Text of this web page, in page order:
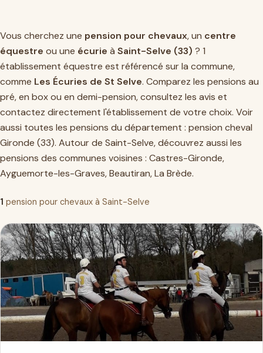
Vous cherchez une pension pour chevaux, un centre
équestre ou une écurie à Saint-Selve (33) ? 1
établissement équestre est référencé sur la commune,
comme Les Écuries de St Selve. Comparez les pensions au
pré, en box ou en demi-pension, consultez les avis et
contactez directement l'établissement de votre choix. Voir
aussi toutes les pensions du département : pension cheval
Gironde (33). Autour de Saint-Selve, découvrez aussi les
pensions des communes voisines : Castres-Gironde,
Ayguemorte-les-Graves,Beautiran,La Brède.
1 pension pour chevaux à Saint-Selve